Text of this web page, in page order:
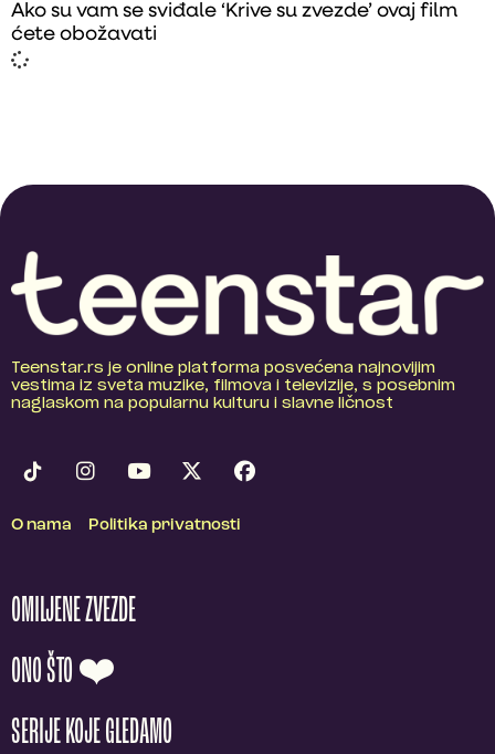
Ako su vam se sviđale ‘Krive su zvezde’ ovaj film
ćete obožavati
Teenstar.rs je online platforma posvećena najnovijim
vestima iz sveta muzike, filmova i televizije, s posebnim
naglaskom na popularnu kulturu i slavne ličnost
O nama Politika privatnosti
OMILJENE ZVEZDE
ONO ŠTO ❤️
SERIJE KOJE GLEDAMO